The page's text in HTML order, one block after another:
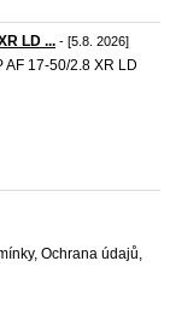
LD ... - [5.8. 2026]
AF 17-50/2.8 XR LD
, Ochrana údajů,